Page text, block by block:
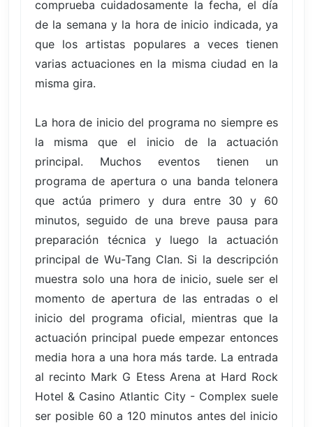
comprueba cuidadosamente la fecha, el día
de la semana y la hora de inicio indicada, ya
que los artistas populares a veces tienen
varias actuaciones en la misma ciudad en la
misma gira.
La hora de inicio del programa no siempre es
la misma que el inicio de la actuación
principal. Muchos eventos tienen un
programa de apertura o una banda telonera
que actúa primero y dura entre 30 y 60
minutos, seguido de una breve pausa para
preparación técnica y luego la actuación
principal de Wu-Tang Clan. Si la descripción
muestra solo una hora de inicio, suele ser el
momento de apertura de las entradas o el
inicio del programa oficial, mientras que la
actuación principal puede empezar entonces
media hora a una hora más tarde. La entrada
al recinto Mark G Etess Arena at Hard Rock
Hotel & Casino Atlantic City - Complex suele
ser posible 60 a 120 minutos antes del inicio